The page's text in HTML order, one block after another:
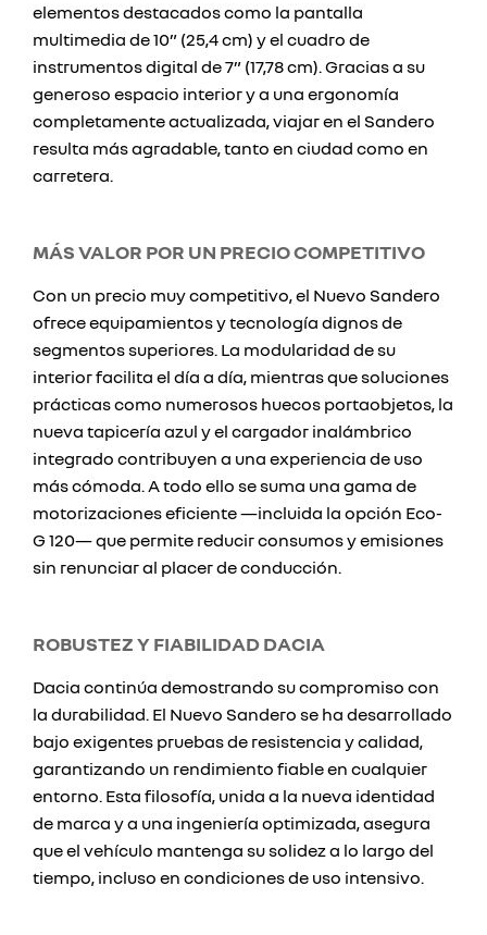
elementos destacados como la pantalla
multimedia de 10” (25,4 cm) y el cuadro de
instrumentos digital de 7” (17,78 cm). Gracias a su
generoso espacio interior y a una ergonomía
completamente actualizada, viajar en el Sandero
resulta más agradable, tanto en ciudad como en
carretera.
MÁS VALOR POR UN PRECIO COMPETITIVO
Con un precio muy competitivo, el Nuevo Sandero
ofrece equipamientos y tecnología dignos de
segmentos superiores. La modularidad de su
interior facilita el día a día, mientras que soluciones
prácticas como numerosos huecos portaobjetos, la
nueva tapicería azul y el cargador inalámbrico
integrado contribuyen a una experiencia de uso
más cómoda. A todo ello se suma una gama de
motorizaciones eficiente —incluida la opción Eco-
G 120— que permite reducir consumos y emisiones
sin renunciar al placer de conducción.
ROBUSTEZ Y FIABILIDAD DACIA
Dacia continúa demostrando su compromiso con
la durabilidad. El Nuevo Sandero se ha desarrollado
bajo exigentes pruebas de resistencia y calidad,
garantizando un rendimiento fiable en cualquier
entorno. Esta filosofía, unida a la nueva identidad
de marca y a una ingeniería optimizada, asegura
que el vehículo mantenga su solidez a lo largo del
tiempo, incluso en condiciones de uso intensivo.